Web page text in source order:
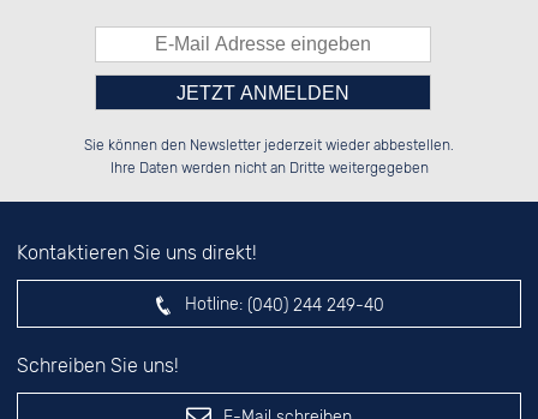
░░████░░░░░░██░░██████░░██████░░
██░░░░░░░░░░██░░██░░██░░░░░░██░░
Bitte tragen Sie die Zahl in
das nebenstehende Feld ein.
Sie können den Newsletter jederzeit wieder abbestellen.
Ihre Daten werden nicht an Dritte weitergegeben
Kontaktieren Sie uns direkt!
Hotline: (040) 244 249-40
Schreiben Sie uns!